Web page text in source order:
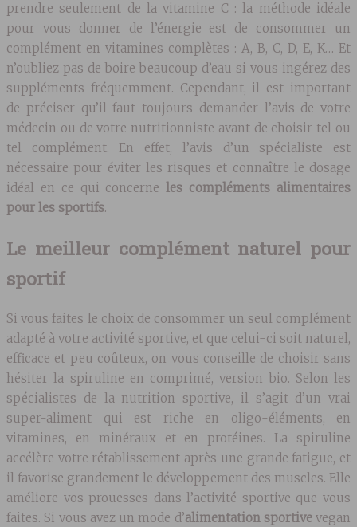
prendre seulement de la vitamine C : la méthode idéale
pour vous donner de l’énergie est de consommer un
complément en vitamines complètes : A, B, C, D, E, K… Et
n’oubliez pas de boire beaucoup d’eau si vous ingérez des
suppléments fréquemment. Cependant, il est important
de préciser qu’il faut toujours demander l’avis de votre
médecin ou de votre nutritionniste avant de choisir tel ou
tel complément. En effet, l’avis d’un spécialiste est
nécessaire pour éviter les risques et connaître le dosage
idéal en ce qui concerne les compléments alimentaires
pour les sportifs.
Le meilleur complément naturel pour
sportif
Si vous faites le choix de consommer un seul complément
adapté à votre activité sportive, et que celui-ci soit naturel,
efficace et peu coûteux, on vous conseille de choisir sans
hésiter la spiruline en comprimé, version bio. Selon les
spécialistes de la nutrition sportive, il s’agit d’un vrai
super-aliment qui est riche en oligo-éléments, en
vitamines, en minéraux et en protéines. La spiruline
accélère votre rétablissement après une grande fatigue, et
il favorise grandement le développement des muscles. Elle
améliore vos prouesses dans l’activité sportive que vous
faites. Si vous avez un mode d’alimentation sportivevegan